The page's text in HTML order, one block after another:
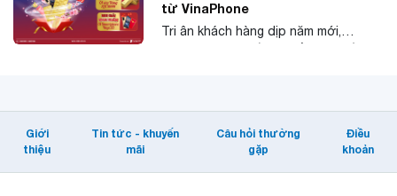
từ VinaPhone
Tri ân khách hàng dịp năm mới,
Chương trình có điều kiện tham gia
dễ dàng, mang đến cơ hội trúng
Giới
thiệu
Tin tức - khuyến
mãi
Câu hỏi thường
gặp
Điều
khoản